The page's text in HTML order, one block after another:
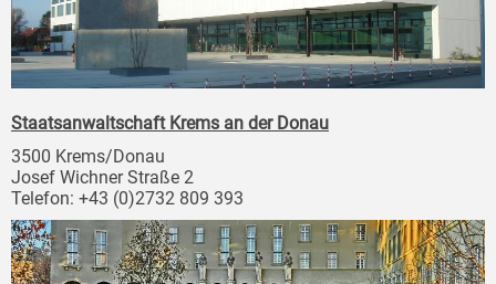
Staatsanwaltschaft Krems an der Donau
3500 Krems/Donau
Josef Wichner Straße 2
Telefon: +43 (0)2732 809 393